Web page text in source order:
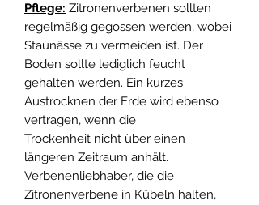
Pflege: Zitronenverbenen sollten
regelmäßig gegossen werden, wobei
Staunässe zu vermeiden ist. Der
Boden sollte lediglich feucht
gehalten werden. Ein kurzes
Austrocknen der Erde wird ebenso
vertragen, wenn die
Trockenheit nicht über einen
längeren Zeitraum anhält.
Verbenenliebhaber, die die
Zitronenverbene in Kübeln halten,